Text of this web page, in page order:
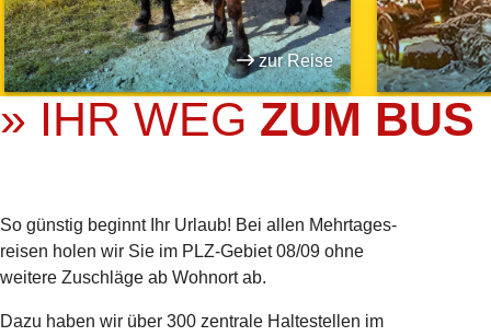
zur Reise
» IHR WEG ZUM BUS
So günstig beginnt Ihr Urlaub! Bei allen Mehrtages­
reisen holen wir Sie im PLZ-Gebiet 08/09 ohne
weitere Zuschläge ab Wohnort ab.
Dazu haben wir über 300 zentrale Haltestellen im